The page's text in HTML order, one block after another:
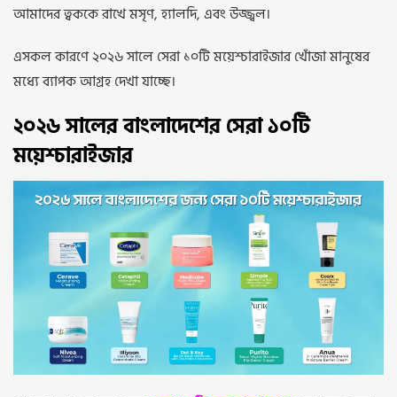
আমাদের ত্বককে রাখে মসৃণ, হ্যালদি, এবং উজ্জ্বল।
এসকল কারণে ২০২৬ সালে সেরা ১০টি ময়েশ্চারাইজার খোঁজা মানুষের
মধ্যে ব্যাপক আগ্রহ দেখা যাচ্ছে।
২০২৬ সালের বাংলাদেশের সেরা ১০টি
ময়েশ্চারাইজার